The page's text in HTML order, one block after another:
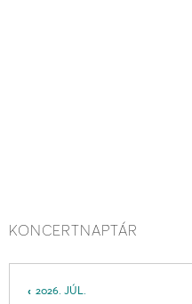
KONCERTNAPTÁR
2026. JÚL.